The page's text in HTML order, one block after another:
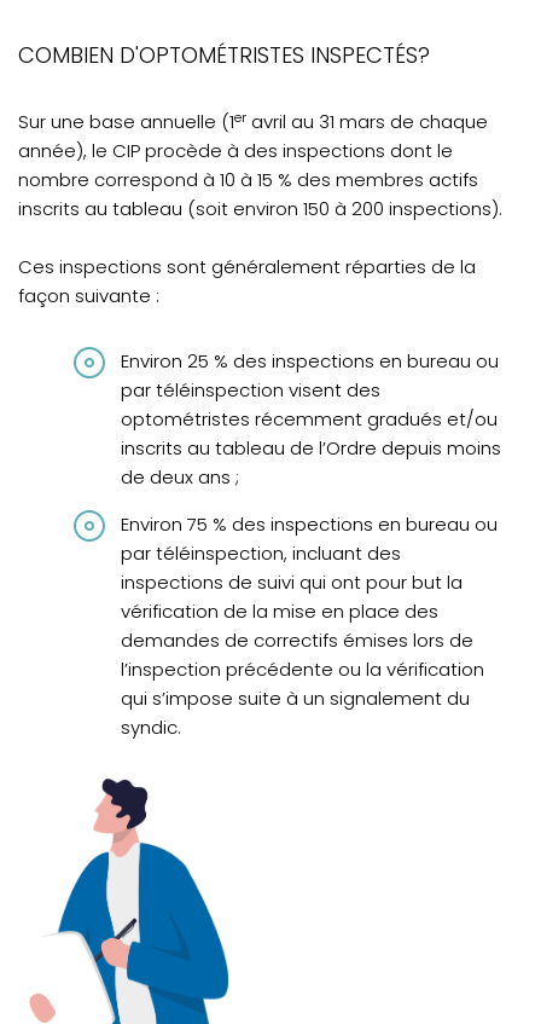
COMBIEN D'OPTOMÉTRISTES INSPECTÉS?
Sur une base annuelle (1er avril au 31 mars de chaque
année), le CIP procède à des inspections dont le
nombre correspond à 10 à 15 % des membres actifs
inscrits au tableau (soit environ 150 à 200 inspections).
Ces inspections sont généralement réparties de la
façon suivante :
Environ 25 % des inspections en bureau ou
par téléinspection visent des
optométristes récemment gradués et/ou
inscrits au tableau de l’Ordre depuis moins
de deux ans ;
Environ 75 % des inspections en bureau ou
par téléinspection, incluant des
inspections de suivi qui ont pour but la
vérification de la mise en place des
demandes de correctifs émises lors de
l’inspection précédente ou la vérification
qui s’impose suite à un signalement du
syndic.